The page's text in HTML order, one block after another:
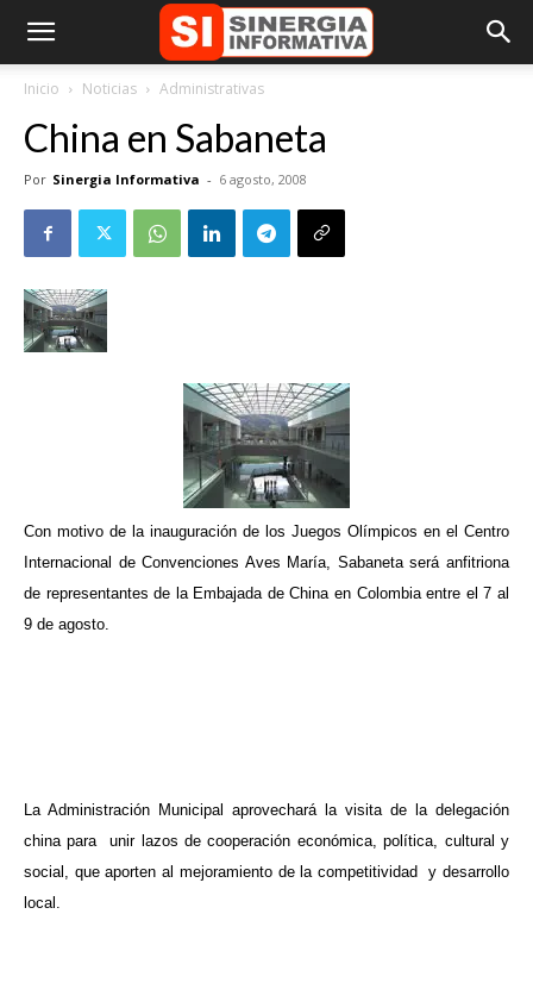
Inicio Noticias Administrativas
China en Sabaneta
Por Sinergia Informativa - 6 agosto, 2008
Con motivo de la inauguración de los Juegos Olímpicos en el Centro
Internacional de Convenciones Aves María, Sabaneta será anfitriona
de representantes de la Embajada de China en Colombia entre el 7 al
9 de agosto.
La Administración Municipal aprovechará la visita de la delegación
china para unir lazos de cooperación económica, política, cultural y
social, que aporten al mejoramiento de la competitividad y desarrollo
local.